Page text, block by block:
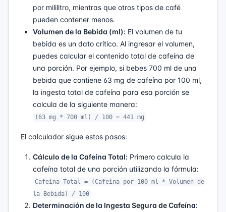
por mililitro, mientras que otros tipos de café
pueden contener menos.
Volumen de la Bebida (ml): El volumen de tu
bebida es un dato crítico. Al ingresar el volumen,
puedes calcular el contenido total de cafeína de
una porción. Por ejemplo, si bebes 700 ml de una
bebida que contiene 63 mg de cafeína por 100 ml,
la ingesta total de cafeína para esa porción se
calcula de la siguiente manera:
(63 mg * 700 ml) / 100 = 441 mg
El calculador sigue estos pasos:
Cálculo de la Cafeína Total: Primero calcula la
cafeína total de una porción utilizando la fórmula:
Cafeína Total = (Cafeína por 100 ml * Volumen de
la Bebida) / 100
Determinación de la Ingesta Segura de Cafeína: